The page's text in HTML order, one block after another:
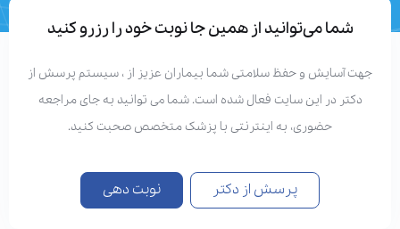
شما می‌توانید از همین جا نوبت خود را رزرو کنید
آسایش و حفظ سلامتی شما بیماران عزیز از ، سیستم پرسش از
دکتر در این سایت فعال شده است. شما می توانید به جای مراجعه
حضوری، به اینترنتی با پزشک متخصص صحبت کنید.
پرسش از دکتر نوبت دهی